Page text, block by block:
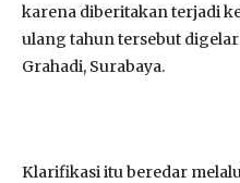
karena diberitakan terjadi
ulang tahun tersebut
Grahadi, Surabaya.
Klarifikasi itu beredar